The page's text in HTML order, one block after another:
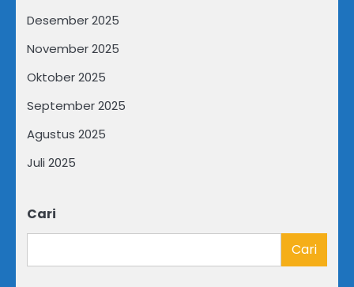
Desember 2025
November 2025
Oktober 2025
September 2025
Agustus 2025
Juli 2025
Cari
Cari